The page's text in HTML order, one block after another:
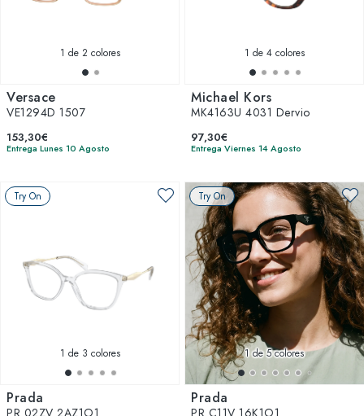
1 de 2 colores
Versace
VE1294D 1507
153,30€
Entrega Lunes 10 Agosto
1 de 4 colores
Michael Kors
MK4163U 4031 Dervio
97,30€
Entrega Viernes 14 Agosto
Try On
1 de 3 colores
Prada
PR 02ZV 2AZ1O1
Try On
1de 5 colores
Prada
PR C11V 16K1O1